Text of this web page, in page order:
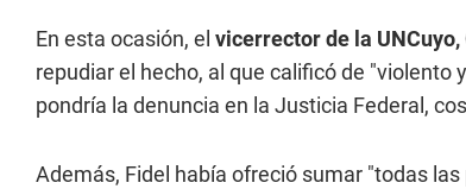
En esta ocasión, el vicerrector de la
repudiar el hecho, al que calificó de
pondría la denuncia en la Justicia Federal,
Además, Fidel había ofreció sumar "todas